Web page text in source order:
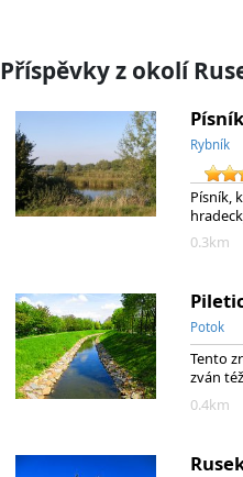
Příspěvky z okolí
Rybník
Písník,
0.3km
Potok
Tento
zván
0.4km